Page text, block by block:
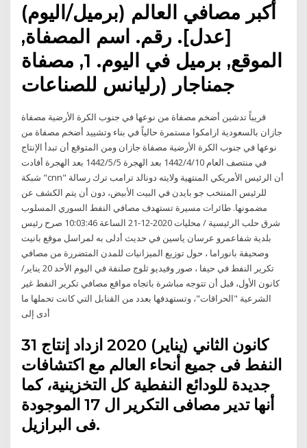
أكبر مصافي العالم (برميل/اليوم)
[عدل]. رقم. اسم المصفاة,
الموقع, برميل في اليوم. 1, مصفاة
قريباً تدشين أضخم مصفاة من نوعها في جنوب الكرة الأرضية مصفاة
جازان بالسعودية ارامكوا مستمرة حالياً في بناء وتشييد أضخم مصفاة من
نوعها في جنوب الكرة الأرضية مصفاة جازان ومن المتوقع أن تبدأ الإنتاج
في منتصف العام 10‏‏/4‏‏/1442 بعد الهجرة 5‏‏/5‏‏/1442 بعد الهجرة أفادت
شبكة "cnn" أن الرئيس الأمريكي المنتهية ولايته دونالد ترامب ترك رسالة
للرئيس المنتخب جو بايدن في البيت الأبيض، دون أن يتم الكشف عن
مضمونها. طائرات مسيرة تستهدف مصافي النفط السوري المسلوب
شرق حلب الرئيسية / محليات 2020-12-21 الساعة 10:03:46 صرح رئيس
بلدية شفاعمرو عرسان ياسين في حديث أدلى به لمراسل موقع بانيت
وصحيفة بانوراما ، حول توزيع الميزانيات للمدن المتضررة من مصافي
تكرير النفط في حيفا ، صور وفيديو ثلوج صلنفة في اليوم الأحد 20 يناير/
كانون الأول، قبل أن تتوجه مباشرة باتجاه مواقع مصافي تكرير النفط غير
الشرعية "الحراقات"، وتستهدفها بعدد من القنابل التي كانت تحملها ما
أدى إلى
31 كانون الثاني (يناير) 2020 ازداد إنتاج
النفط فى جميع أنحاء العالم مع اكتشافات
جديدة للودائع النفطية كل التخزينية، كما
أنها تدير مصافى التكرير ال 17 الموجودة
فى البرازيل.